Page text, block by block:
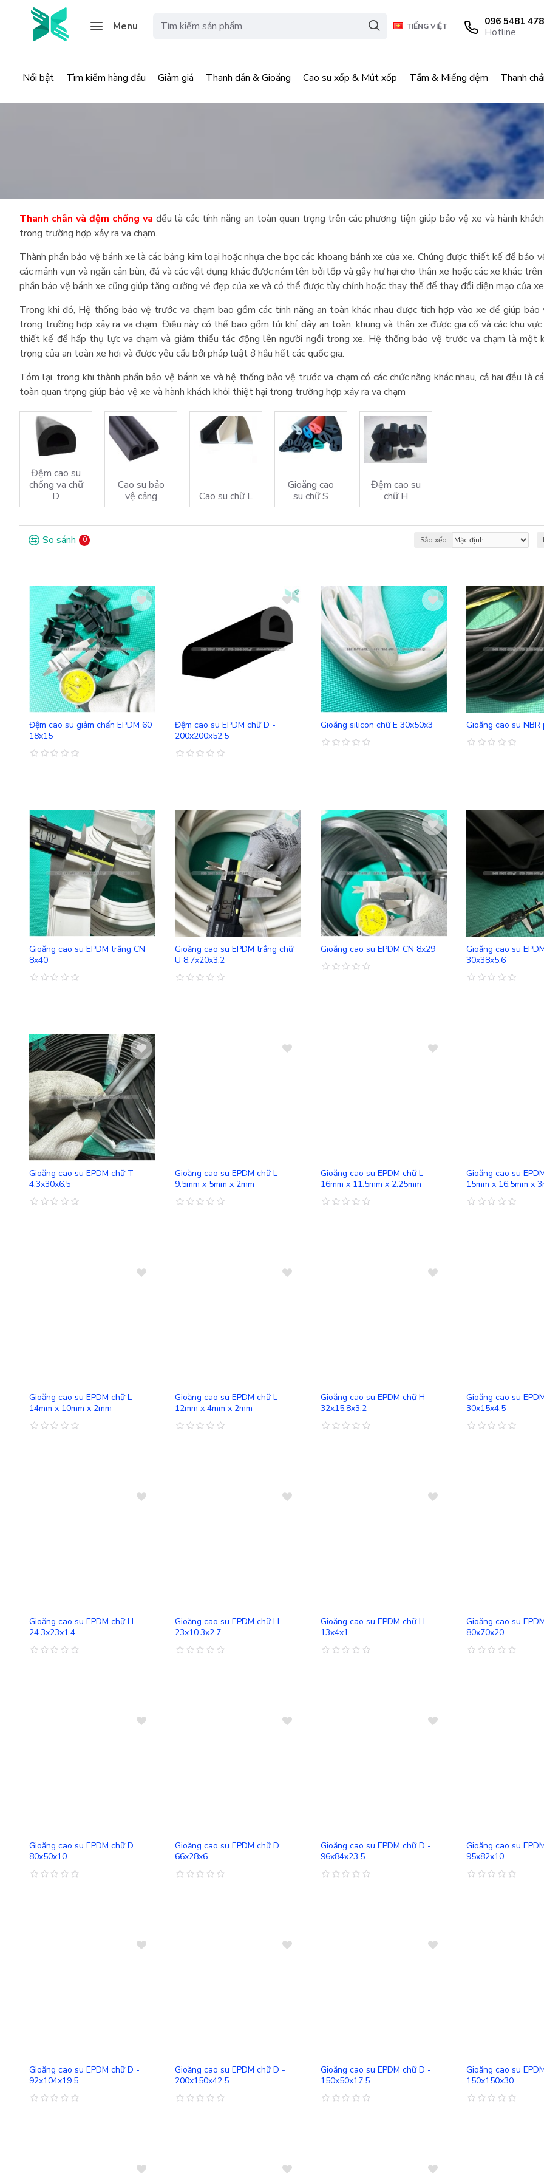
Nổi bật Tìm kiếm hàng đầu Giảm giá Thanh dẫn & Gioăng Cao su xốp & Mút xốp Tấm & Miếng đệm Thanh
Menu TIẾNG VIỆT
096 5481 478
Hotline
Thanh chắn và đệm chống va đều là các tính năng an toàn quan trọng trên các phương tiện giúp bảo vệ xe và hành
trong trường hợp xảy ra va chạm.
Thành phần bảo vệ bánh xe là các bảng kim loại hoặc nhựa che bọc các khoang bánh xe của xe. Chúng được thiết kế để bảo
các mảnh vụn và ngăn cản bùn, đá và các vật dụng khác được ném lên bởi lốp và gây hư hại cho thân xe hoặc các xe khác
phần bảo vệ bánh xe cũng giúp tăng cường vẻ đẹp của xe và có thể được tùy chỉnh hoặc thay thế để thay đổi diện mạo của
Trong khi đó, Hệ thống bảo vệ trước va chạm bao gồm các tính năng an toàn khác nhau được tích hợp vào xe để giúp bảo
trong trường hợp xảy ra va chạm. Điều này có thể bao gồm túi khí, dây an toàn, khung và thân xe được gia cố và các khu
thiết kế để hấp thụ lực va chạm và giảm thiểu tác động lên người ngồi trong xe. Hệ thống bảo vệ trước va chạm là một
trọng của an toàn xe hơi và được yêu cầu bởi pháp luật ở hầu hết các quốc gia.
Tóm lại, trong khi thành phần bảo vệ bánh xe và hệ thống bảo vệ trước va chạm có các chức năng khác nhau, cả hai đều là
toàn quan trọng giúp bảo vệ xe và hành khách khỏi thiệt hại trong trường hợp xảy ra va chạm
Đệm cao su
chống va chữ
D
Cao su bảo
vệ cảng
Cao su chữ L
Gioăng cao
su chữ S
Đệm cao su
chữ H
So sánh 0 Sắp xếp
Đệm cao su giảm chấn EPDM 60
18x15
So sánh
Đệm cao su EPDM chữ D -
200x200x52.5
Gioăng silicon chữ E 30x50x3
So sánh
Gioăng cao su NBR
Gioăng cao su EPDM trắng CN
8x40
So sánh
Gioăng cao su EPDM trắng chữ
U 8.7x20x3.2
So sánh
Gioăng cao su EPDM CN 8x29
So sánh
Gioăng cao su
30x38x5.6
Gioăng cao su EPDM chữ T
4.3x30x6.5
So sánh
Gioăng cao su EPDM chữ L -
9.5mm x 5mm x 2mm
Gioăng cao su EPDM chữ L -
16mm x 11.5mm x 2.25mm
Gioăng cao su
15mm x 16.5mm x
Gioăng cao su EPDM chữ L -
14mm x 10mm x 2mm
Gioăng cao su EPDM chữ L -
12mm x 4mm x 2mm
Gioăng cao su EPDM chữ H -
32x15.8x3.2
Gioăng cao su
30x15x4.5
Gioăng cao su EPDM chữ H -
24.3x23x1.4
Gioăng cao su EPDM chữ H -
23x10.3x2.7
Gioăng cao su EPDM chữ H -
13x4x1
Gioăng cao su
80x70x20
Gioăng cao su EPDM chữ D
80x50x10
Gioăng cao su EPDM chữ D
66x28x6
Gioăng cao su EPDM chữ D -
96x84x23.5
Gioăng cao su
95x82x10
Gioăng cao su EPDM chữ D -
92x104x19.5
Gioăng cao su EPDM chữ D -
200x150x42.5
Gioăng cao su EPDM chữ D -
150x50x17.5
Gioăng cao su
150x150x30